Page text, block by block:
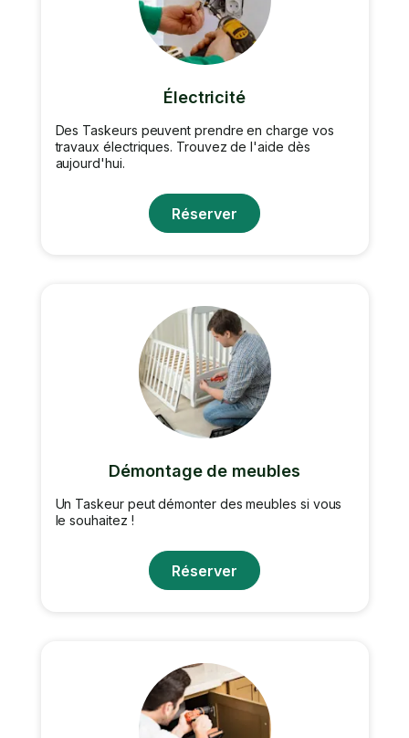
Électricité
Des Taskeurs peuvent prendre en charge vos
travaux électriques. Trouvez de l'aide dès
aujourd'hui.
Réserver
Démontage de meubles
Un Taskeur peut démonter des meubles si vous
le souhaitez !
Réserver